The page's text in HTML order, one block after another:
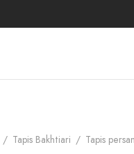
/ Tapis Bakhtiari / Tapis